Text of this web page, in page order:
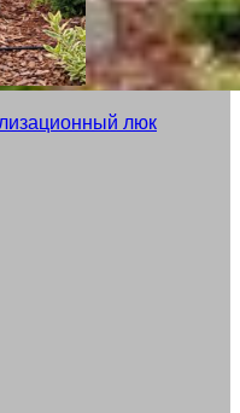
люк